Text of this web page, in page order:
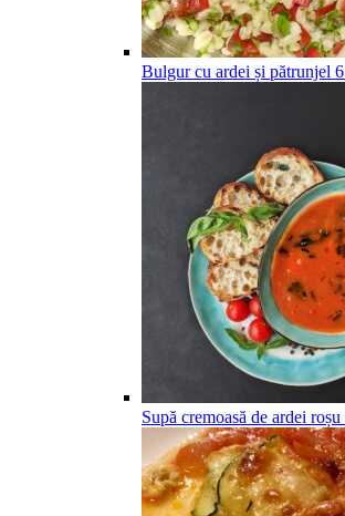
Bulgur cu ardei și pătrunjel 6
Supă cremoasă de ardei roșu